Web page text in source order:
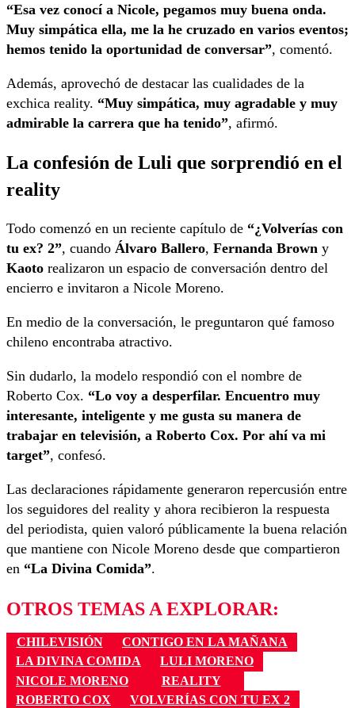
“Esa vez conocí a Nicole, pegamos muy buena onda.
Muy simpática ella, me la he cruzado en varios eventos;
hemos tenido la oportunidad de conversar”, comentó.
Además, aprovechó de destacar las cualidades de la
exchica reality. “Muy simpática, muy agradable y muy
admirable la carrera que ha tenido”, afirmó.
La confesión de Luli que sorprendió en el
reality
Todo comenzó en un reciente capítulo de “¿Volverías con
tu ex? 2”, cuando Álvaro Ballero, Fernanda Brown y
Kaoto realizaron un espacio de conversación dentro del
encierro e invitaron a Nicole Moreno.
En medio de la conversación, le preguntaron qué famoso
chileno encontraba atractivo.
Sin dudarlo, la modelo respondió con el nombre de
Roberto Cox. “Lo voy a desperfilar. Encuentro muy
interesante, inteligente y me gusta su manera de
trabajar en televisión, a Roberto Cox. Por ahí va mi
target”, confesó.
Las declaraciones rápidamente generaron repercusión entre
los seguidores del reality y ahora recibieron la respuesta
del periodista, quien valoró públicamente la buena relación
que mantiene con Nicole Moreno desde que compartieron
en “La Divina Comida”.
OTROS TEMAS A EXPLORAR:
CHILEVISIÓN
CONTIGO EN LA MAÑANA
LA DIVINA COMIDA
LULI MORENO
NICOLE MORENO
REALITY
ROBERTO COX
VOLVERÍAS CON TU EX 2